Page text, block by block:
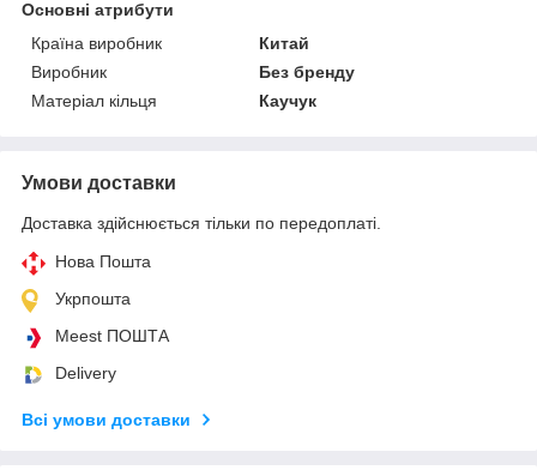
Основні атрибути
Країна виробник
Китай
Виробник
Без бренду
Матеріал кільця
Каучук
Умови доставки
Доставка здійснюється тільки по передоплаті.
Нова Пошта
Укрпошта
Meest ПОШТА
Delivery
Всі умови доставки